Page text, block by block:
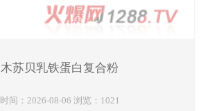
木苏贝乳铁蛋白复合粉
时间：2026-08-06 浏览：1021